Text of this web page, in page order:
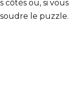
côtés ou, si vous
le puzzle.